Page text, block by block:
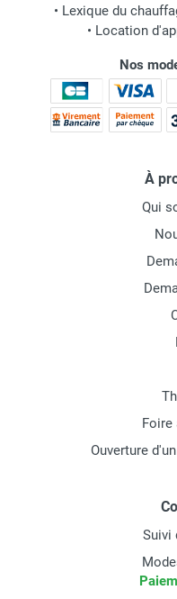
• Lexique du
• Location
Nos
À
Qui
Foire
Ouverture
Suivi